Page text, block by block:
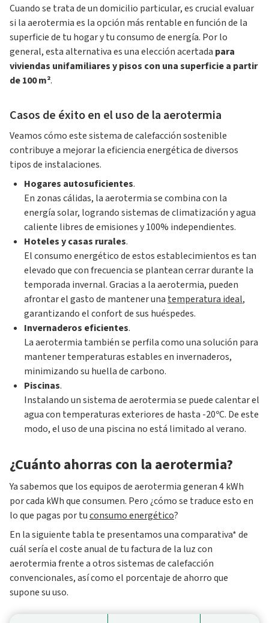
Cuando se trata de un domicilio particular, es crucial evaluar
si la aerotermia es la opción más rentable en función de la
superficie de tu hogar y tu consumo de energía. Por lo
general, esta alternativa es una elección acertada para
viviendas unifamiliares y pisos con una superficie a partir
de 100 m².
Casos de éxito en el uso de la aerotermia
Veamos cómo este sistema de calefacción sostenible
contribuye a mejorar la eficiencia energética de diversos
tipos de instalaciones.
Hogares autosuficientes.
En zonas cálidas, la aerotermia se combina con la
energía solar, logrando sistemas de climatización y agua
caliente libres de emisiones y 100% independientes.
Hoteles y casas rurales.
El consumo energético de estos establecimientos es tan
elevado que con frecuencia se plantean cerrar durante la
temporada invernal. Gracias a la aerotermia, pueden
afrontar el gasto de mantener una temperatura ideal,
garantizando el confort de sus huéspedes.
Invernaderos eficientes.
La aerotermia también se perfila como una solución para
mantener temperaturas estables en invernaderos,
minimizando su huella de carbono.
Piscinas.
Instalando un sistema de aerotermia se puede calentar el
agua con temperaturas exteriores de hasta -20ºC. De este
modo, el uso de una piscina no está limitado al verano.
¿Cuánto ahorras con la aerotermia?
Ya sabemos que los equipos de aerotermia generan 4 kWh
por cada kWh que consumen. Pero ¿cómo se traduce esto en
lo que pagas por tuconsumo energético?
En la siguiente tabla te presentamos una comparativa* de
cuál sería el coste anual de tu factura de la luz con
aerotermia frente a otros sistemas de calefacción
convencionales, así como el porcentaje de ahorro que
supone su uso.